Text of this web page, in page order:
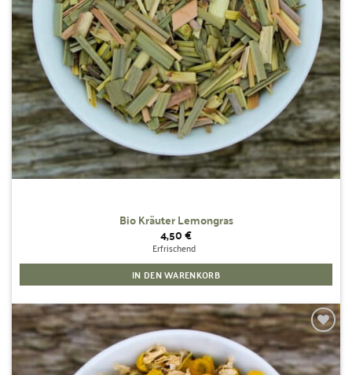
Bio Kräuter Lemongras
4,50€
Erfrischend
IN DEN WARENKORB
Zur
Wunschliste
hinzufügen